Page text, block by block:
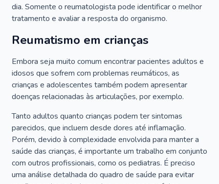
dia. Somente o reumatologista pode identificar o melhor
tratamento e avaliar a resposta do organismo.
Reumatismo em crianças
Embora seja muito comum encontrar pacientes adultos e
idosos que sofrem com problemas reumáticos, as
crianças e adolescentes também podem apresentar
doenças relacionadas às articulações, por exemplo.
Tanto adultos quanto crianças podem ter sintomas
parecidos, que incluem desde dores até inflamação.
Porém, devido à complexidade envolvida para manter a
saúde das crianças, é importante um trabalho em conjunto
com outros profissionais, como os pediatras. É preciso
uma análise detalhada do quadro de saúde para evitar